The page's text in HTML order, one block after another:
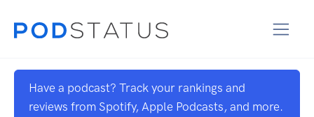
Have a podcast? Track your rankings and
reviews from Spotify, Apple Podcasts, and more.